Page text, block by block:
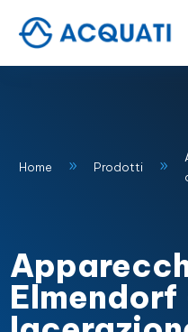
Home 9 Prodotti 9
Elmendorf